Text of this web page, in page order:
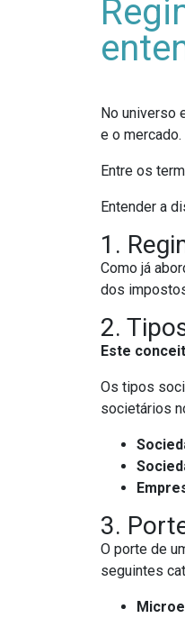
No universo
e o mercado.
Entre os
Entender a
1.
Como já
dos
2.
Este
Os tipos
societários
3.
O porte de
seguintes